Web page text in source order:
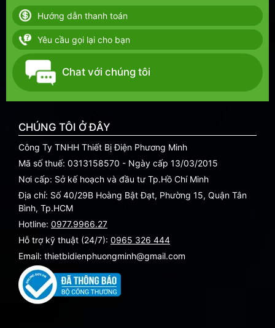
Hướng dẫn thanh toán
Yêu cầu gọi lại cho bạn
Chat với chúng tôi
CHÚNG TÔI Ở ĐÂY
Công Ty TNHH Thiết Bị Điện Phương Minh
Mã số thuế: 0313158570 - Ngày cấp 13/03/2015
Nơi cấp: Sở kế hoạch và đầu tư Tp.Hồ Chí Minh
Địa chỉ: Số 40/29B Hoàng Bật Đạt, Phường 15, Quận Tân
Bình, Tp.HCM
Hotline: 0977.9966.27
Hỗ trợ kỹ thuật (24/7): 0965 326 444
Email: thietbidienphuongminh@gmail.com